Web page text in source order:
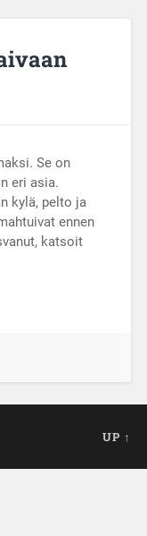
Se on
eri asia.
kylä, pelto ja
ennen
katsoit
UP ↑